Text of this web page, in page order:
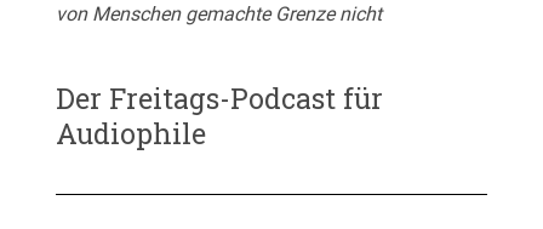
von Menschen gemachte Grenze nicht
Der Freitags-Podcast für
Audiophile